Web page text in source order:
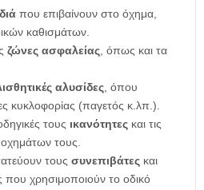
που επιβαίνουν στο όχημα,
καθισμάτων.
ζώνες ασφαλείας, όπως και τα
αλυσίδες, όπου
κυκλοφορίας (παγετός κ.λπ.).
τους ικανότητες και τις
οχημάτων τους.
τους συνεπιβάτες και
χρησιμοποιούν το οδικό